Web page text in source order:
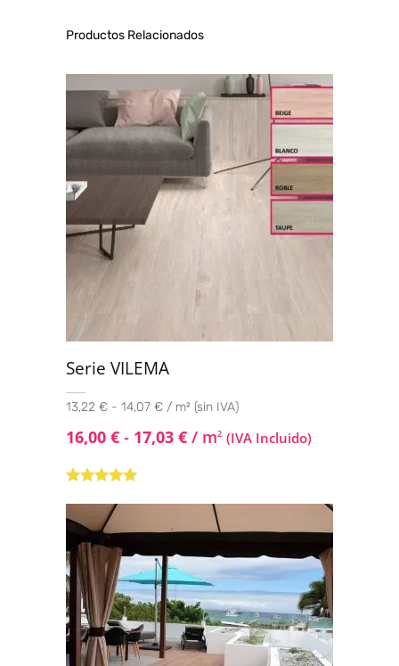
Productos Relacionados
Serie VILEMA
13,22 € - 14,07 € / m² (sin IVA)
16,00 € - 17,03 € / m2 (IVA Incluido)
de 5